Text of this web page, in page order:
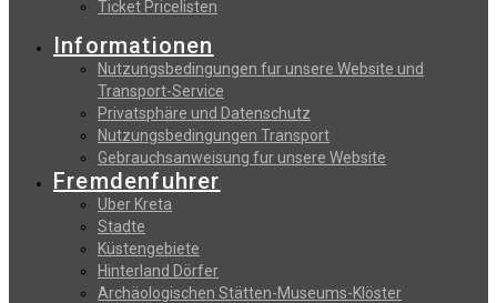
Ticket Pricelisten
Informationen
Nutzungsbedingungen fur unsere Website und
Transport-Service
Privatsphäre und Datenschutz
Nutzungsbedingungen Transport
Gebrauchsanweisung fur unsere Website
Fremdenfuhrer
Uber Kreta
Stadte
Küstengebiete
Hinterland Dörfer
Archäologischen Stätten-Museums-Klöster